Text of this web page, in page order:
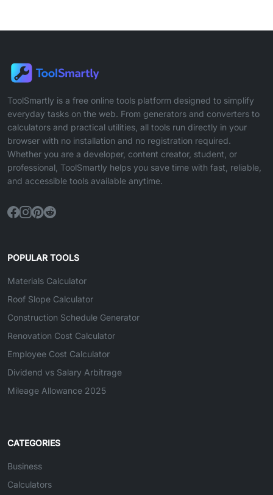
ToolSmartly is a free online tools platform designed to simplify
everyday tasks on the web. From generators and converters to
calculators and practical utilities, all tools run directly in your
browser with no installation and no registration required.
Whether you are a developer, content creator, student, or
professional, ToolSmartly helps you save time with fast, reliable,
and accessible tools available anytime.
POPULAR TOOLS
Materials Calculator
Roof Slope Calculator
Construction Schedule Generator
Renovation Cost Calculator
Employee Cost Calculator
Dividend vs Salary Arbitrage
Mileage Allowance 2025
CATEGORIES
Business
Calculators